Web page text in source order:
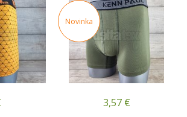
Novinka
3,57 €